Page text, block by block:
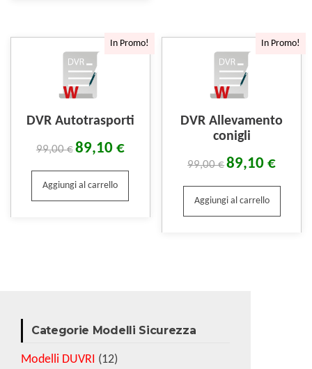
In Promo!
DVR Autotrasporti
99,00€89,10 €
Aggiungi al carrello
In Promo!
DVR Allevamento
conigli
99,00€89,10€
Aggiungi al carrello
Categorie Modelli Sicurezza
Modelli DUVRI (12)